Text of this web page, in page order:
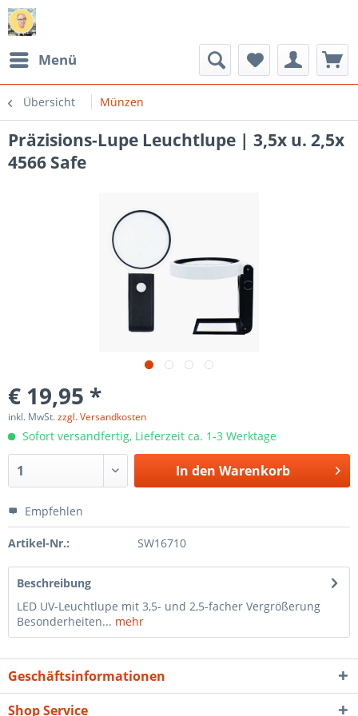
Menü
Übersicht Münzen
Präzisions-Lupe Leuchtlupe | 3,5x u. 2,5x
4566 Safe
€ 19,95 *
inkl. MwSt.zzgl. Versandkosten
Sofort versandfertig, Lieferzeit ca. 1-3 Werktage
In den Warenkorb
Empfehlen
Artikel-Nr.: SW16710
Beschreibung
LED UV-Leuchtlupe mit 3,5- und 2,5-facher Vergrößerung
Besonderheiten... mehr
Geschäftsinformationen
Shop Service